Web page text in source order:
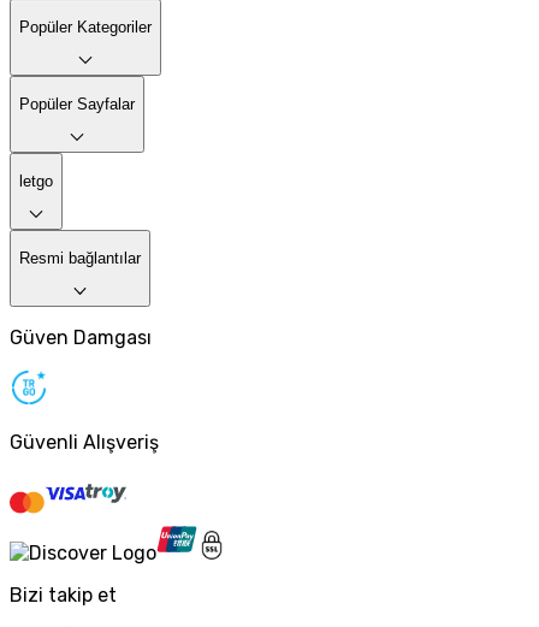
Popüler Kategoriler
Popüler Sayfalar
letgo
Resmi bağlantılar
Güven Damgası
Güvenli Alışveriş
Bizi takip et